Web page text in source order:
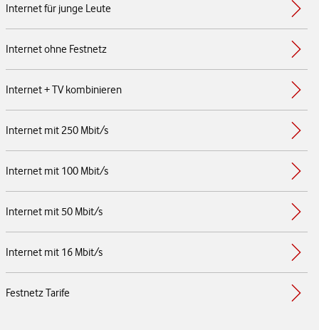
Internet für junge Leute
Internet ohne Festnetz
Internet + TV kombinieren
Internet mit 250 Mbit/s
Internet mit 100 Mbit/s
Internet mit 50 Mbit/s
Internet mit 16 Mbit/s
Festnetz Tarife